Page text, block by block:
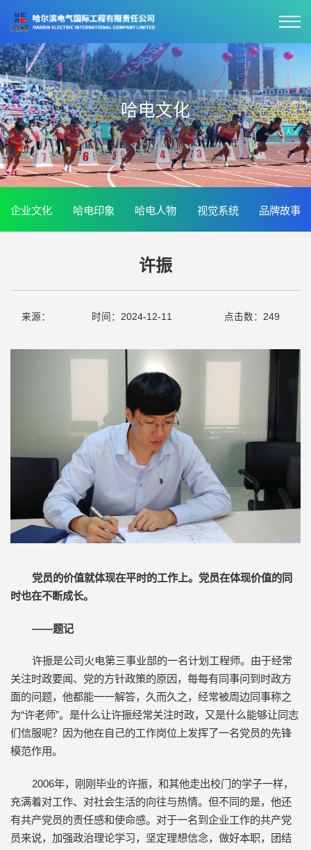
CORPORATE CULTURE
哈电文化
企业文化 哈电印象 哈电人物 视觉系统 品牌故事
许振
来源： 时间：2024-12-11 点击数： 249
党员的价值就体现在平时的工作上。党员在体现价值的同
时也在不断成长。
——题记
许振是公司火电第三事业部的一名计划工程师。由于经常
关注时政要闻、党的方针政策的原因，每每有同事问到时政方
面的问题，他都能一一解答，久而久之，经常被周边同事称之
为“许老师”。是什么让许振经常关注时政，又是什么能够让同志
们信服呢？因为他在自己的工作岗位上发挥了一名党员的先锋
模范作用。
2006年，刚刚毕业的许振，和其他走出校门的学子一样，
充满着对工作、对社会生活的向往与热情。但不同的是，他还
有共产党员的责任感和使命感。对于一名到企业工作的共产党
员来说，加强政治理论学习，坚定理想信念，做好本职，团结